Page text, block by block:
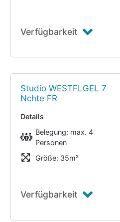
Verfügbarkeit
Studio WESTFLGEL 7
Nchte FR
Details
Belegung: max. 4
Personen
Größe: 35m²
Verfügbarkeit